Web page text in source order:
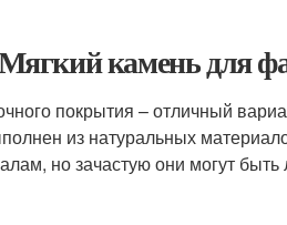
камень для
покрытия – отличный
из натуральных
но зачастую они могут